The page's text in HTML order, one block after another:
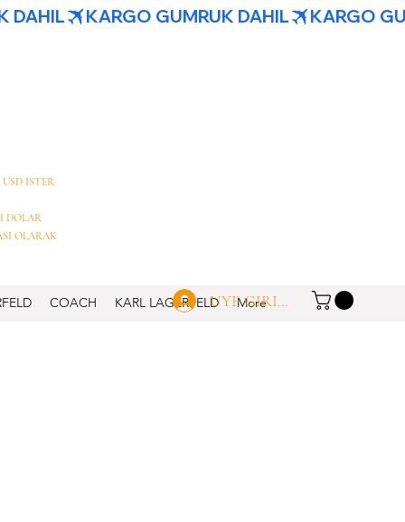
ISTER
DOLAR
OLARAK
COACH KARL LAGERFELD More
UYE GIRISI